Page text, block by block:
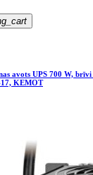
avots UPS 700 W, brīvi
KEMOT